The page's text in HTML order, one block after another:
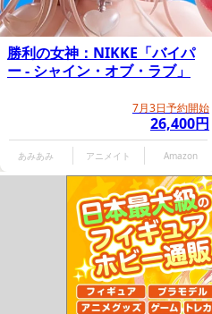
勝利の女神：NIKKE「バイパ
ー - シャイン・オブ・ラブ」
7月3日予約開始
26,400円
あみあみ アニメイト Amazon